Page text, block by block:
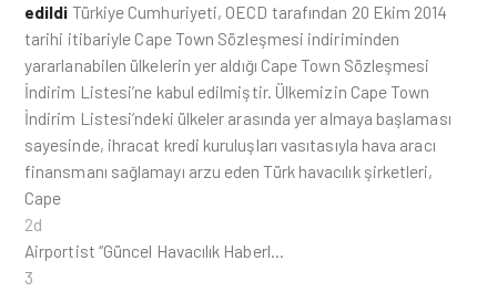
edildi Türkiye Cumhuriyeti, OECD tarafından 20 Ekim 2014
tarihi itibariyle Cape Town Sözleşmesi indiriminden
yararlanabilen ülkelerin yer aldığı Cape Town Sözleşmesi
İndirim Listesi’ne kabul edilmiştir. Ülkemizin Cape Town
İndirim Listesi’ndeki ülkeler arasında yer almaya başlaması
sayesinde, ihracat kredi kuruluşları vasıtasıyla hava aracı
finansmanı sağlamayı arzu eden Türk havacılık şirketleri,
Cape
2d
Airportist “Güncel Havacılık Haberl…
3